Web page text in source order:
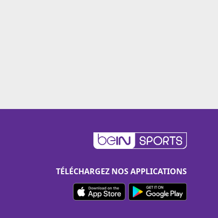
TÉLÉCHARGEZ NOS APPLICATIONS